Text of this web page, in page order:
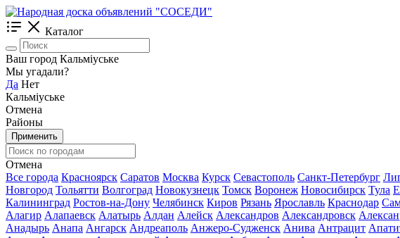
Каталог
Ваш город Кальміуське
Мы угадали?
Да Нет
Кальміуське
Отмена
Районы
Применить
Отмена
Все города Красноярск Саратов Москва Курск Севастополь Санкт-Петербург
Новгород Тольятти Волгоград Новокузнецк Томск Воронеж Новосибирск Тула
Калининград Ростов-на-Дону Челябинск Киров Рязань Ярославль Краснодар
Алагир Алапаевск Алатырь Алдан Алейск Александров Александровск
Анадырь Анапа Ангарск Андреаполь Анжеро-Судженск Анива Антрацит